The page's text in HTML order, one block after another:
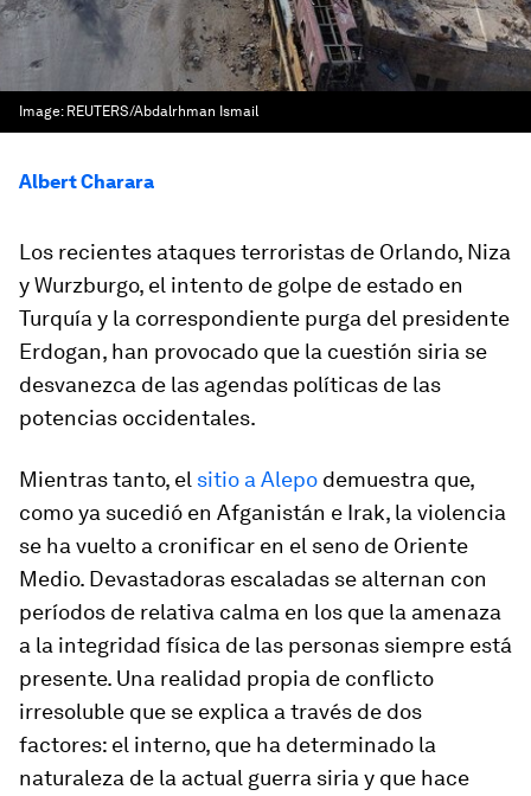
Image: REUTERS/Abdalrhman Ismail
Albert Charara
Los recientes ataques terroristas de Orlando, Niza
y Wurzburgo, el intento de golpe de estado en
Turquía y la correspondiente purga del presidente
Erdogan, han provocado que la cuestión siria se
desvanezca de las agendas políticas de las
potencias occidentales.
Mientras tanto, el sitio a Alepo demuestra que,
como ya sucedió en Afganistán e Irak, la violencia
se ha vuelto a cronificar en el seno de Oriente
Medio. Devastadoras escaladas se alternan con
períodos de relativa calma en los que la amenaza
a la integridad física de las personas siempre está
presente. Una realidad propia de conflicto
irresoluble que se explica a través de dos
factores: el interno, que ha determinado la
naturaleza de la actual guerra siria y que hace